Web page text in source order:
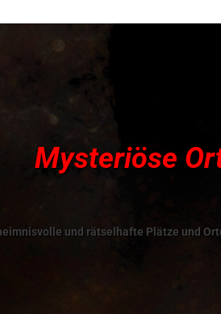
Mysteriöse
und rätselhafte Plätze und